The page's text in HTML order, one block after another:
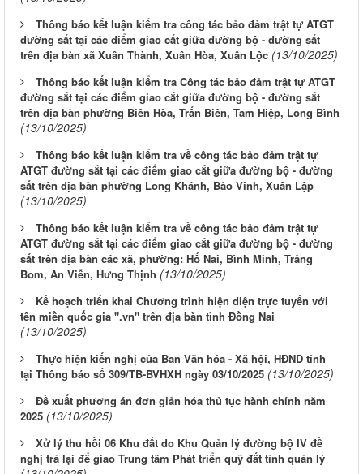
Thông báo kết luận kiểm tra công tác bảo đảm trật tự ATGT
đường sắt tại các điểm giao cắt giữa đường bộ - đường sắt
trên địa bàn xã Xuân Thành, Xuân Hòa, Xuân Lộc (13/10/2025)
Thông báo kết luận kiểm tra Công tác bảo đảm trật tự ATGT
đường sắt tại các điểm giao cắt giữa đường bộ - đường sắt
trên địa bàn phường Biên Hòa, Trấn Biên, Tam Hiệp, Long Bình
(13/10/2025)
Thông báo kết luận kiểm tra về công tác bảo đảm trật tự
ATGT đường sắt tại các điểm giao cắt giữa đường bộ - đường
sắt trên địa bàn phường Long Khánh, Bảo Vinh, Xuân Lập
(13/10/2025)
Thông báo kết luận kiểm tra về công tác bảo đảm trật tự
ATGT đường sắt tại các điểm giao cắt giữa đường bộ - đường
sắt trên địa bàn các xã, phường: Hố Nai, Bình Minh, Trảng
Bom, An Viễn, Hưng Thịnh (13/10/2025)
Kế hoạch triển khai Chương trình hiện diện trực tuyến với
tên miền quốc gia ".vn" trên địa bàn tỉnh Đồng Nai
(13/10/2025)
Thực hiện kiến nghị của Ban Văn hóa - Xã hội, HĐND tỉnh
tại Thông báo số 309/TB-BVHXH ngày 03/10/2025 (13/10/2025)
Đề xuất phương án đơn giản hóa thủ tục hành chính năm
2025 (13/10/2025)
Xử lý thu hồi 06 Khu đất do Khu Quản lý đường bộ IV đề
nghị trả lại để giao Trung tâm Phát triển quỹ đất tỉnh quản lý